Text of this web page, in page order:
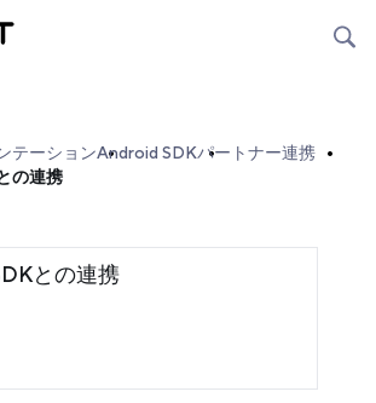
テーションAndroid SDKパートナー連携
の連携
との連携